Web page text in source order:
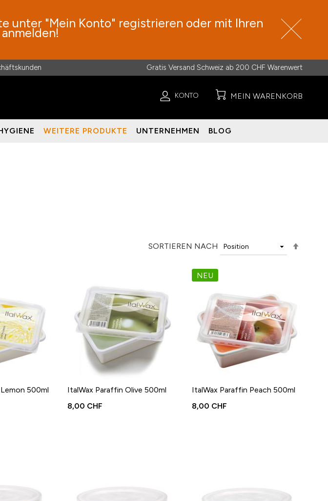
unter "Mein Konto" registrieren oder mit Ihren
Gratis Versand Schweiz ab 200 CHF Warenwert
MEIN WARENKORB
KONTO
WEITERE PRODUKTE UNTERNEHMEN BLOG
SORTIEREN NACH
500ml
ItalWax Paraffin Olive 500ml
8,00 CHF
NEU
ItalWax Paraffin Peach 500ml
8,00 CHF